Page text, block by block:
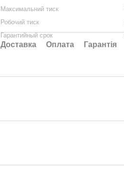
Максимальний тиск
Робочий тиск
Гарантийный срок
Доставка Оплата Гарантія